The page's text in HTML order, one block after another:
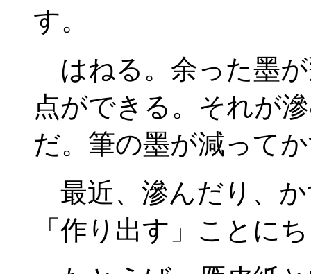
す。
はねる。余った墨
点ができる。それが
だ。筆の墨が減って
最近、滲んだり、
「作り出す」ことに